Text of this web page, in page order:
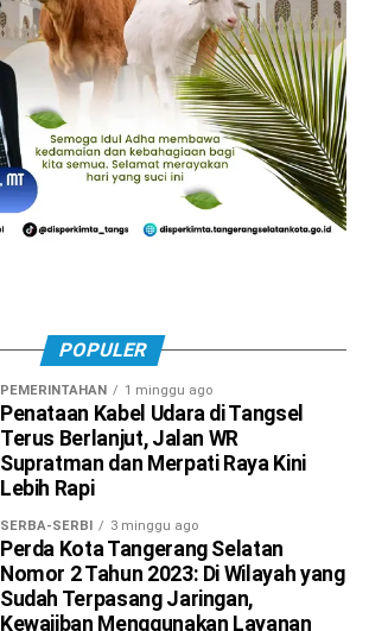
POPULER
PEMERINTAHAN 1 minggu ago
Penataan Kabel Udara di Tangsel
Terus Berlanjut, Jalan WR
Supratman dan Merpati Raya Kini
Lebih Rapi
SERBA-SERBI 3 minggu ago
Perda Kota Tangerang Selatan
Nomor 2 Tahun 2023: Di Wilayah yang
Sudah Terpasang Jaringan,
Kewajiban Menggunakan Layanan